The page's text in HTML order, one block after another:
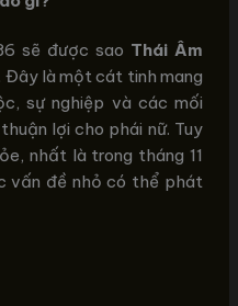
sẽ được sao Thái Âm
Đây là một cát tinh mang
sự nghiệp và các mối
lợi cho phái nữ. Tuy
nhất là trong tháng 11
vấn đề nhỏ có thể phát